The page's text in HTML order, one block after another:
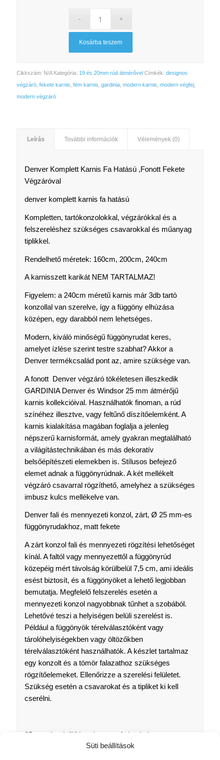
Süti beállítások
Kosárba teszem
Cikkszám: N/A Kategória: 19 és 20mm rúd átmérővel Címkék: designos
végzáró, fekete karnis fém karnis gardinia, modern karnis modern végfej,
modern végzáró
Leírás További információk Vélemények (0)
Denver Komplett Karnis Fa Hatású ,Fonott Fekete
Végzáróval
denver komplett karnis fa hatású
Kompletten, tartókonzolokkal, végzárókkal és a
felszereléshez szükséges csavarokkal és műanyag
tiplikkel.
Rendelhető méretek: 160cm, 200cm, 240cm
A karnisszett karikát NEM TARTALMAZ!
Figyelem: a 240cm méretű karnis már 3db tartó
konzollal van szerelve, így a függöny elhúzása
középen, egy darabból nem lehetséges.
Modern, kiváló minőségű függönyrudat keres,
amelyet ízlése szerint testre szabhat? Akkor a
Denver termékcsalád pont az, amire szüksége van.
A fonott Denver végzáró tökéletesen illeszkedik
GARDINIA Denver és Windsor 25 mm átmérőjű
karnis kollekcióival. Használhatók finoman, a rúd
színéhez illesztve, vagy feltűnő díszítőelemként. A
karnis kialakítása magában foglalja a jelenleg
népszerű karnisformát, amely gyakran megtalálható
a világítástechnikában és más dekoratív
belsőépítészeti elemekben is. Stílusos befejező
elemet adnak a függönyrúdnak. A két mellékelt
végzáró csavarral rögzíthető, amelyhez a szükséges
imbusz kulcs mellékelve van.
Denver fali és mennyezeti konzol, zárt, Ø 25 mm-es
függönyrudakhoz, matt fekete
A zárt konzol fali és mennyezeti rögzítési lehetőséget
kínál. A faltól vagy mennyezettől a függönyrúd
közepéig mért távolság körülbelül 7,5 cm, ami ideális
esést biztosít, és a függönyöket a lehető legjobban
bemutatja. Megfelelő felszerelés esetén a
mennyezeti konzol nagyobbnak tűnhet a szobából.
Lehetővé teszi a helyiségen belüli szerelést is.
Például a függönyök térelválasztóként vagy
tárolóhelyiségekben vagy öltözőkben
térelválasztóként használhatók. A készlet tartalmaz
egy konzolt és a tömör falazathoz szükséges
rögzítőelemeket. Ellenőrizze a szerelési felületet.
Szükség esetén a csavarokat és a tipliket ki kell
cserélni.
25 mm átmérőjű karnis szett, fa hatású